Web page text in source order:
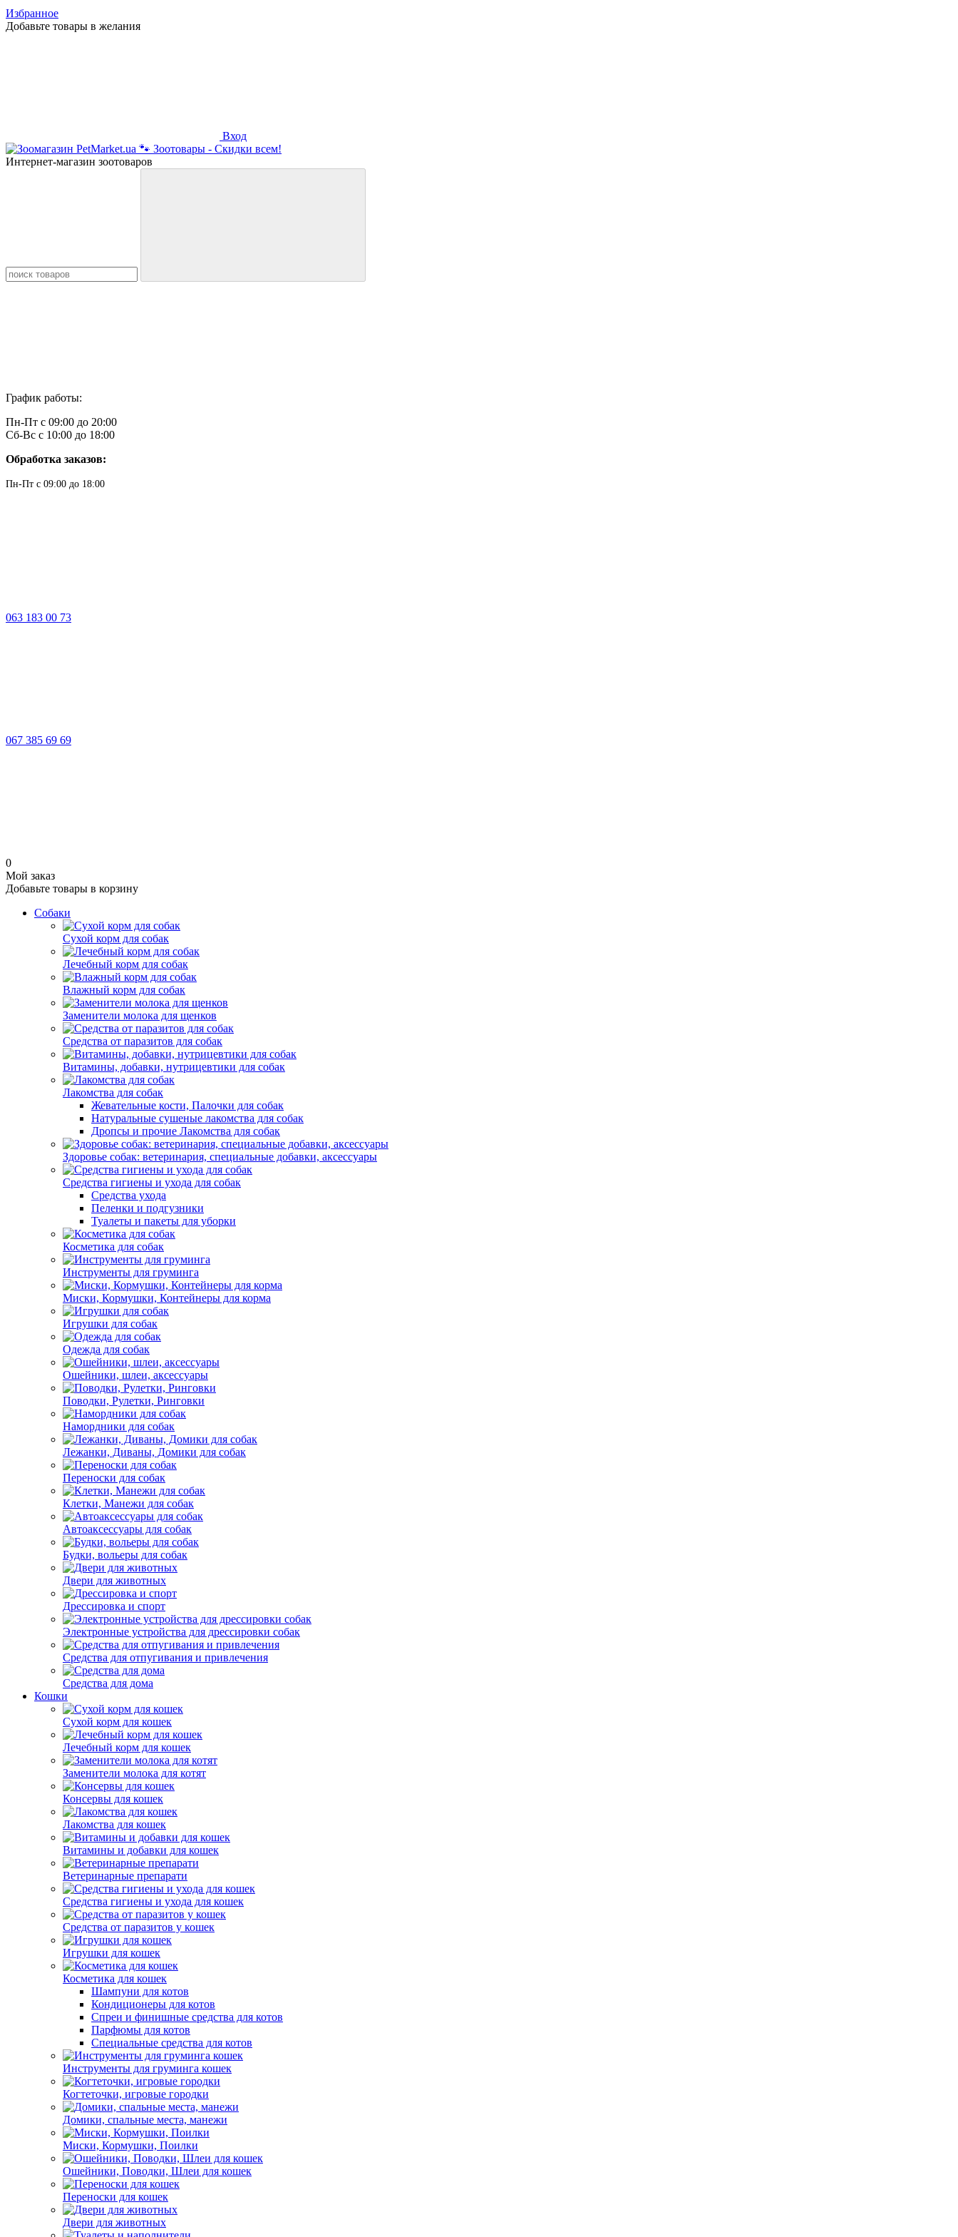
Избранное
Добавьте товары в желания
Вход
Интернет-магазин зоотоваров
График работы:
Пн-Пт с 09:00 до 20:00
Сб-Вс с 10:00 до 18:00
Обработка заказов:
Пн-Пт с 09:00 до 18:00
063 183 00 73
067 385 69 69
0
Мой заказ
Добавьте товары в корзину
Собаки
Сухой корм для собак
Лечебный корм для собак
Влажный корм для собак
Заменители молока для щенков
Средства от паразитов для собак
Витамины, добавки, нутрицевтики для собак
Лакомства для собак
Жевательные кости, Палочки для собак
Натуральные сушеные лакомства для собак
Дропсы и прочие Лакомства для собак
Здоровье собак: ветеринария, специальные добавки, аксессуары
Средства гигиены и ухода для собак
Средства ухода
Пеленки и подгузники
Туалеты и пакеты для уборки
Косметика для собак
Инструменты для груминга
Миски, Кормушки, Контейнеры для корма
Игрушки для собак
Одежда для собак
Ошейники, шлеи, аксессуары
Поводки, Рулетки, Ринговки
Намордники для собак
Лежанки, Диваны, Домики для собак
Переноски для собак
Клетки, Манежи для собак
Автоаксессуары для собак
Будки, вольеры для собак
Двери для животных
Дрессировка и спорт
Электронные устройства для дрессировки собак
Средства для отпугивания и привлечения
Средства для дома
Кошки
Сухой корм для кошек
Лечебный корм для кошек
Заменители молока для котят
Консервы для кошек
Лакомства для кошек
Витамины и добавки для кошек
Ветеринарные препарати
Средства гигиены и ухода для кошек
Средства от паразитов у кошек
Игрушки для кошек
Косметика для кошек
Шампуни для котов
Кондиционеры для котов
Спреи и финишные средства для котов
Парфюмы для котов
Специальные средства для котов
Инструменты для груминга кошек
Когтеточки, игровые городки
Домики, спальные места, манежи
Миски, Кормушки, Поилки
Ошейники, Поводки, Шлеи для кошек
Переноски для кошек
Двери для животных